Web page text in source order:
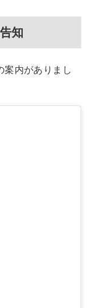
知
案内がありまし